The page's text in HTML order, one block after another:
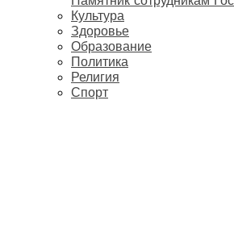
Культура
Здоровье
Образование
Политика
Религия
Спорт